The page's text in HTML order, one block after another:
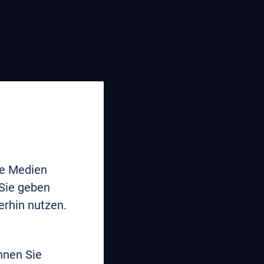
Medien
geben
nutzen.
Sie